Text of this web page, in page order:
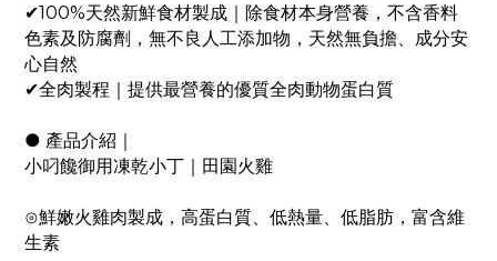
✔100%天然新鮮食材製成｜除食材本身營養，不含香料
色素及防腐劑，無不良人工添加物，天然無負擔、成分安
心自然
✔全肉製程｜提供最營養的優質全肉動物蛋白質
● 產品介紹｜
小叼饞御用凍乾小丁｜田園火雞
⊙鮮嫩火雞肉製成，高蛋白質、低熱量、低脂肪，富含維
生素